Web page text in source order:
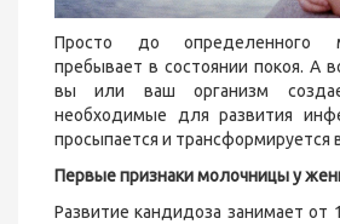
Просто до определенного
пребывает в состоянии покоя. А
вы или ваш организм
необходимые для развития
просыпается и трансформируется
Первые признаки молочницы у
Развитие кандидоза занимает от